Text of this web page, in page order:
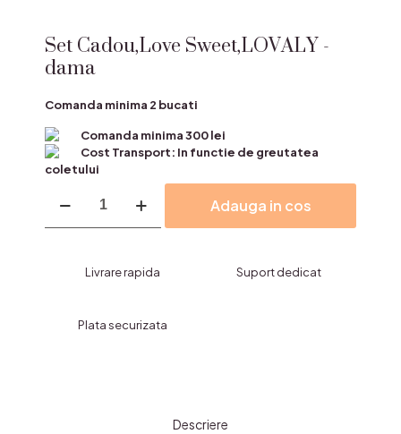
Set Cadou,Love Sweet,LOVALY -
dama
Comanda minima 2 bucati
Comanda minima 300 lei
Cost Transport: In functie de greutatea
coletului
Set
Cadou,Love
Adauga in cos
Livrare rapida Suport dedicat
Plata securizata
Descriere